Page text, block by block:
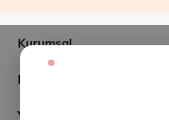
Kurumsal
Müşteri İlişkileri
Yardım